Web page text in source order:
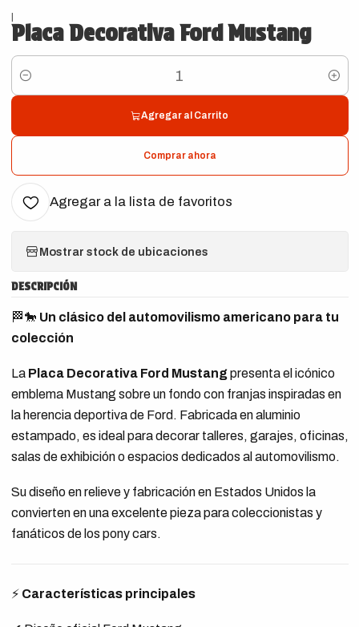
|
Placa Decorativa Ford Mustang
Cantidad
Agregar al Carrito
Comprar ahora
Agregar a la lista de favoritos
Mostrar stock de ubicaciones
DESCRIPCIÓN
🏁🐎 Un clásico del automovilismo americano para tu
colección
La Placa Decorativa Ford Mustangpresenta el icónico
emblema Mustang sobre un fondo con franjas inspiradas en
la herencia deportiva de Ford. Fabricada en aluminio
estampado, es ideal para decorar talleres, garajes, oficinas,
salas de exhibición o espacios dedicados al automovilismo.
Su diseño en relieve y fabricación en Estados Unidos la
convierten en una excelente pieza para coleccionistas y
fanáticos de los pony cars.
⚡ Características principales